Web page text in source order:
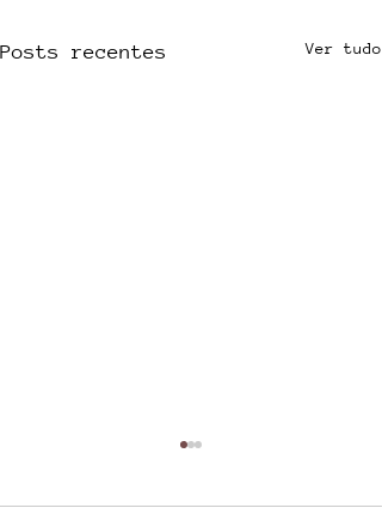
Posts recentes Ver tudo